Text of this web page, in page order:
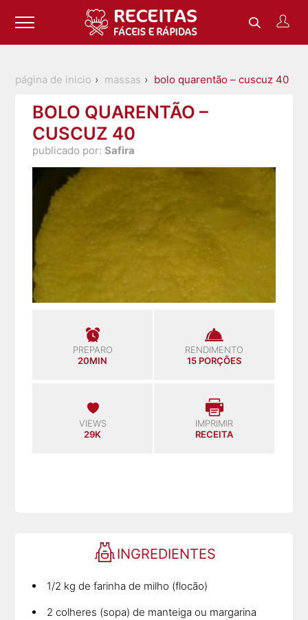
página de inicio massas bolo quarentão – cuscuz 40
BOLO QUARENTÃO –
CUSCUZ 40
publicado por: Safira
PREPARO
20MIN
RENDIMENTO
15 PORÇÕES
VIEWS
29K
IMPRIMIR
RECEITA
INGREDIENTES
1/2 kg de farinha de milho (flocão)
2 colheres (sopa) de manteiga ou margarina